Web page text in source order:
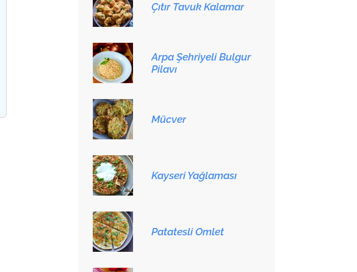
Çıtır Tavuk Kalamar
Arpa Şehriyeli Bulgur
Pilavı
Mücver
Kayseri Yağlaması
Patatesli Omlet